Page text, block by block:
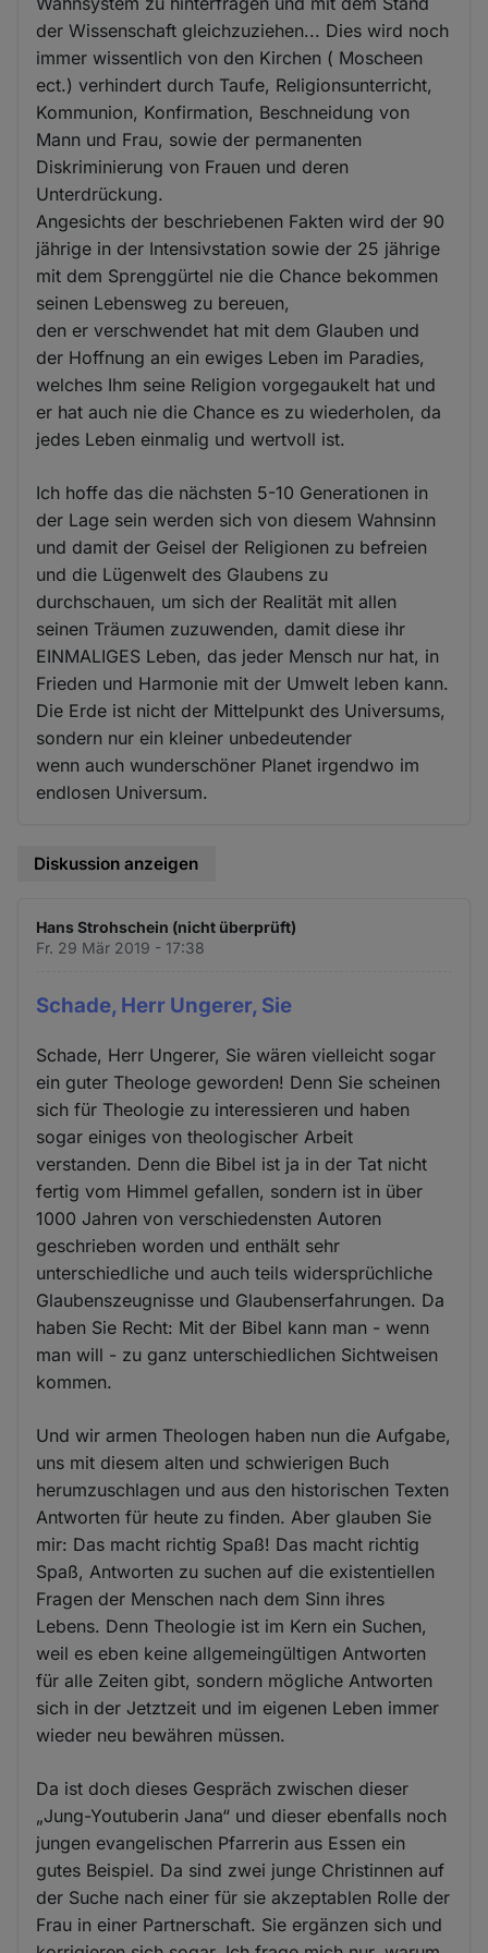
der Wissenschaft gleichzuziehen... Dies wird noch
immer wissentlich von den Kirchen ( Moscheen
ect.) verhindert durch Taufe, Religionsunterricht,
Kommunion, Konfirmation, Beschneidung von
Mann und Frau, sowie der permanenten
Diskriminierung von Frauen und deren
Unterdrückung.
Angesichts der beschriebenen Fakten wird der 90
jährige in der Intensivstation sowie der 25 jährige
mit dem Sprenggürtel nie die Chance bekommen
seinen Lebensweg zu bereuen,
den er verschwendet hat mit dem Glauben und
der Hoffnung an ein ewiges Leben im Paradies,
welches Ihm seine Religion vorgegaukelt hat und
er hat auch nie die Chance es zu wiederholen, da
jedes Leben einmalig und wertvoll ist.
Ich hoffe das die nächsten 5-10 Generationen in
der Lage sein werden sich von diesem Wahnsinn
und damit der Geisel der Religionen zu befreien
und die Lügenwelt des Glaubens zu
durchschauen, um sich der Realität mit allen
seinen Träumen zuzuwenden, damit diese ihr
EINMALIGES Leben, das jeder Mensch nur hat, in
Frieden und Harmonie mit der Umwelt leben kann.
Die Erde ist nicht der Mittelpunkt des Universums,
sondern nur ein kleiner unbedeutender
wenn auch wunderschöner Planet irgendwo im
endlosen Universum.
Diskussion anzeigen
Hans Strohschein (nicht überprüft)
Fr. 29 Mär 2019 - 17:38
Schade, Herr Ungerer, Sie
Schade, Herr Ungerer, Sie wären vielleicht sogar
ein guter Theologe geworden! Denn Sie scheinen
sich für Theologie zu interessieren und haben
sogar einiges von theologischer Arbeit
verstanden. Denn die Bibel ist ja in der Tat nicht
fertig vom Himmel gefallen, sondern ist in über
1000 Jahren von verschiedensten Autoren
geschrieben worden und enthält sehr
unterschiedliche und auch teils widersprüchliche
Glaubenszeugnisse und Glaubenserfahrungen. Da
haben Sie Recht: Mit der Bibel kann man - wenn
man will - zu ganz unterschiedlichen Sichtweisen
kommen.
Und wir armen Theologen haben nun die Aufgabe,
uns mit diesem alten und schwierigen Buch
herumzuschlagen und aus den historischen Texten
Antworten für heute zu finden. Aber glauben Sie
mir: Das macht richtig Spaß! Das macht richtig
Spaß, Antworten zu suchen auf die existentiellen
Fragen der Menschen nach dem Sinn ihres
Lebens. Denn Theologie ist im Kern ein Suchen,
weil es eben keine allgemeingültigen Antworten
für alle Zeiten gibt, sondern mögliche Antworten
sich in der Jetztzeit und im eigenen Leben immer
wieder neu bewähren müssen.
Da ist doch dieses Gespräch zwischen dieser
„Jung-Youtuberin Jana“ und dieser ebenfalls noch
jungen evangelischen Pfarrerin aus Essen ein
gutes Beispiel. Da sind zwei junge Christinnen auf
der Suche nach einer für sie akzeptablen Rolle der
Frau in einer Partnerschaft. Sie ergänzen sich und